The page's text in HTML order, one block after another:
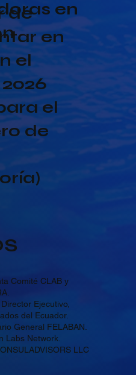
en
de
en
el
el
de
Comité CLAB y
Ejecutivo,
del Ecuador.
General FELABAN.
Labs Network.
LLC